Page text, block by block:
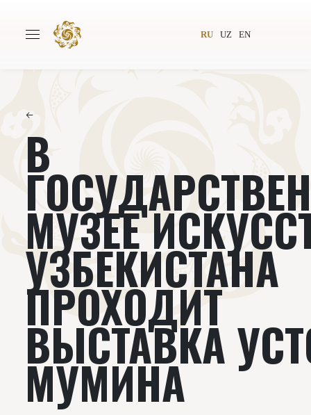
RU UZ EN
Авторы
Новости
Проекты Подкасты
Книги Видеолекторий
←
В
МУЗЕЕ
УЗБЕКИСТАНА
ПРОХОДИТ
ВЫСТАВКА
МУМИНА